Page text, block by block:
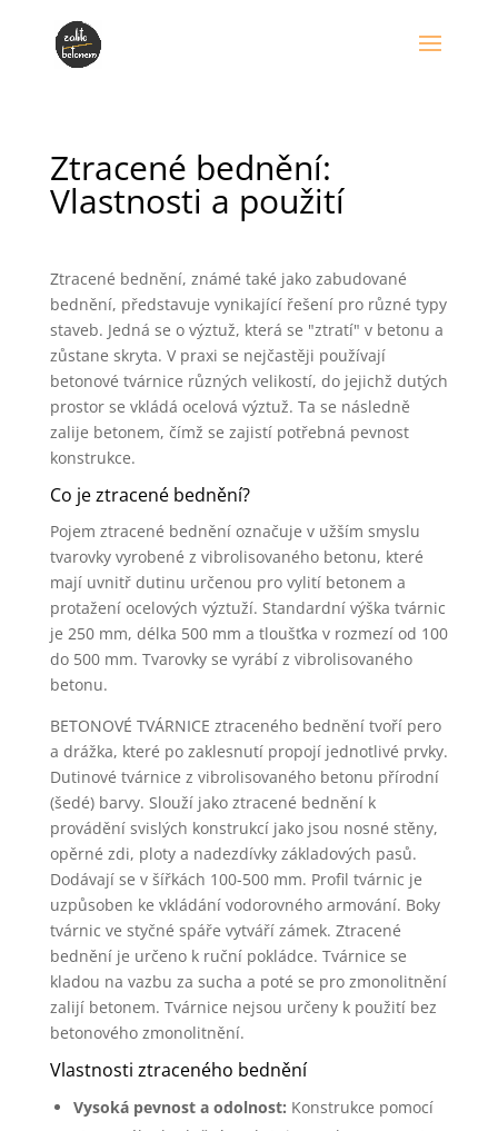
Ztracené bednění:
Vlastnosti a použití
Ztracené bednění, známé také jako zabudované
bednění, představuje vynikající řešení pro různé typy
staveb. Jedná se o výztuž, která se "ztratí" v betonu a
zůstane skryta. V praxi se nejčastěji používají
betonové tvárnice různých velikostí, do jejichž dutých
prostor se vkládá ocelová výztuž. Ta se následně
zalije betonem, čímž se zajistí potřebná pevnost
konstrukce.
Co je ztracené bednění?
Pojem ztracené bednění označuje v užším smyslu
tvarovky vyrobené z vibrolisovaného betonu, které
mají uvnitř dutinu určenou pro vylití betonem a
protažení ocelových výztuží. Standardní výška tvárnic
je 250 mm, délka 500 mm a tloušťka v rozmezí od 100
do 500 mm. Tvarovky se vyrábí z vibrolisovaného
betonu.
BETONOVÉ TVÁRNICE ztraceného bednění tvoří pero
a drážka, které po zaklesnutí propojí jednotlivé prvky.
Dutinové tvárnice z vibrolisovaného betonu přírodní
(šedé) barvy. Slouží jako ztracené bednění k
provádění svislých konstrukcí jako jsou nosné stěny,
opěrné zdi, ploty a nadezdívky základových pasů.
Dodávají se v šířkách 100-500 mm. Profil tvárnic je
uzpůsoben ke vkládání vodorovného armování. Boky
tvárnic ve styčné spáře vytváří zámek. Ztracené
bednění je určeno k ruční pokládce. Tvárnice se
kladou na vazbu za sucha a poté se pro zmonolitnění
zalijí betonem. Tvárnice nejsou určeny k použití bez
betonového zmonolitnění.
Vlastnosti ztraceného bednění
Vysoká pevnost a odolnost: Konstrukce pomocí